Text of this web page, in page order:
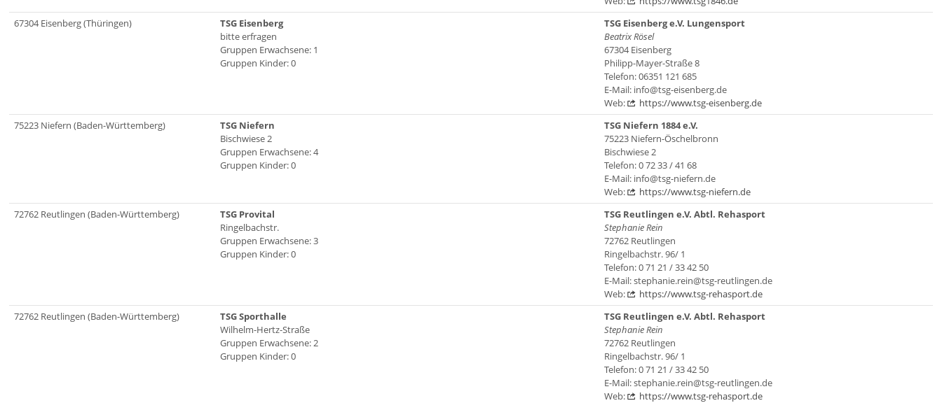
67304 Eisenberg (Thüringen)
TSG Eisenberg
bitte erfragen
Gruppen Erwachsene: 1
Gruppen Kinder: 0
TSG Eisenberg e.V. Lungensport
Beatrix Rösel
67304 Eisenberg
Philipp-Mayer-Straße 8
Telefon: 06351 121 685
E-Mail: info@tsg-eisenberg.de
Web:
https://www.tsg-eisenberg.de
75223 Niefern (Baden-Württemberg)
TSG Niefern
Bischwiese 2
Gruppen Erwachsene: 4
Gruppen Kinder: 0
TSG Niefern 1884 e.V.
75223 Niefern-Öschelbronn
Bischwiese 2
Telefon: 0 72 33 / 41 68
E-Mail: info@tsg-niefern.de
Web:
https://www.tsg-niefern.de
72762 Reutlingen (Baden-Württemberg)
TSG Provital
Ringelbachstr.
Gruppen Erwachsene: 3
Gruppen Kinder: 0
TSG Reutlingen e.V. Abtl. Rehasport
Stephanie Rein
72762 Reutlingen
Ringelbachstr. 96/ 1
Telefon: 0 71 21 / 33 42 50
E-Mail: stephanie.rein@tsg-reutlingen.de
Web:
https://www.tsg-rehasport.de
72762 Reutlingen (Baden-Württemberg)
TSG Sporthalle
Wilhelm-Hertz-Straße
Gruppen Erwachsene: 2
Gruppen Kinder: 0
TSG Reutlingen e.V. Abtl. Rehasport
Stephanie Rein
72762 Reutlingen
Ringelbachstr. 96/ 1
Telefon: 0 71 21 / 33 42 50
E-Mail: stephanie.rein@tsg-reutlingen.de
Web:
https://www.tsg-rehasport.de